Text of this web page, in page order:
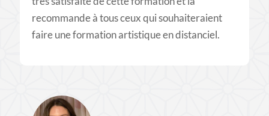
recommande à tous ceux qui souhaiteraient
faire une formation artistique en distanciel.